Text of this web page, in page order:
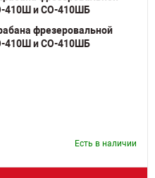
фрезеровальной
и СО-410ШБ
Есть в наличии